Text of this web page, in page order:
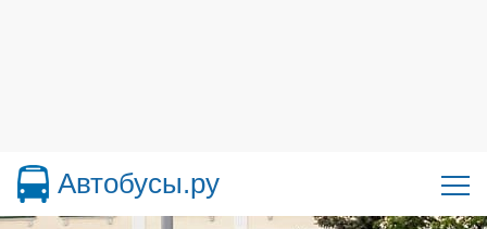
Автобусы.ру